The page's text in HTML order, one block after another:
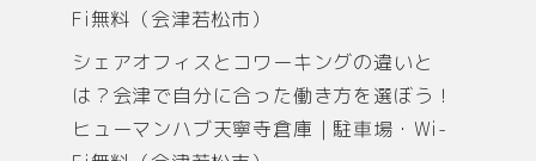
Fi無料（会津若松市）
シェアオフィスとコワーキングの違いと
は？会津で自分に合った働き方を選ぼう！
ヒューマンハブ天寧寺倉庫｜駐車場・Wi-